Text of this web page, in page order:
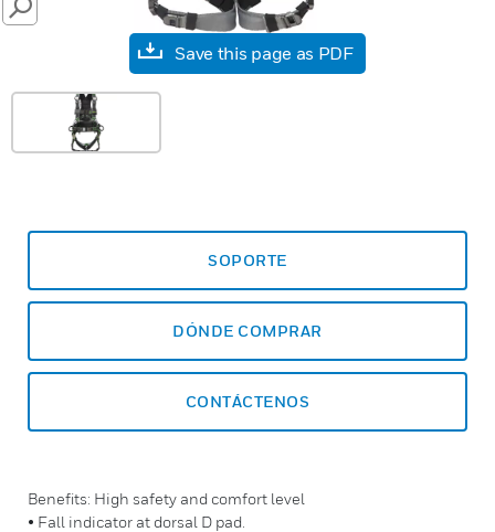
SEARCH
Save this page as PDF
SOPORTE
DÓNDE COMPRAR
CONTÁCTENOS
Benefits: High safety and comfort level
• Fall indicator at dorsal D pad.